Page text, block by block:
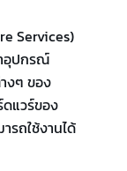
Services)
อุปกรณ์
งๆ ของ
แวร์ของ
รถใช้งานได้